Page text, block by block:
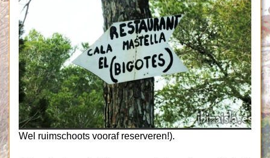
Wel ruimschoots vooraf reserveren!).